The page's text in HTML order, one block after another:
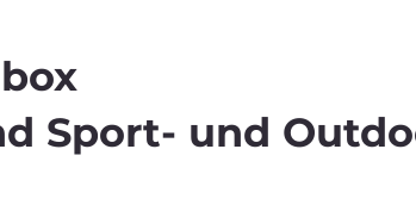
Sport- und